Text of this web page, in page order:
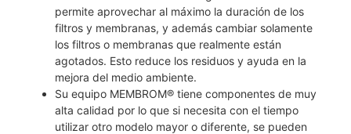
permite aprovechar al máximo la duración de los
filtros y membranas, y además cambiar solamente
los filtros o membranas que realmente están
agotados. Esto reduce los residuos y ayuda en la
mejora del medio ambiente.
Su equipo MEMBROM® tiene componentes de muy
alta calidad por lo que si necesita con el tiempo
utilizar otro modelo mayor o diferente, se pueden